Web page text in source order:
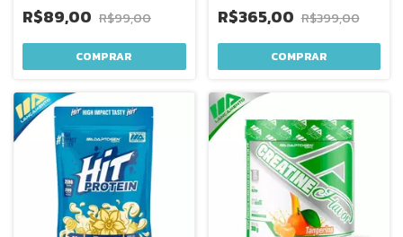
R$89,00 R$99,00 R$365,00 R$399,00
COMPRAR